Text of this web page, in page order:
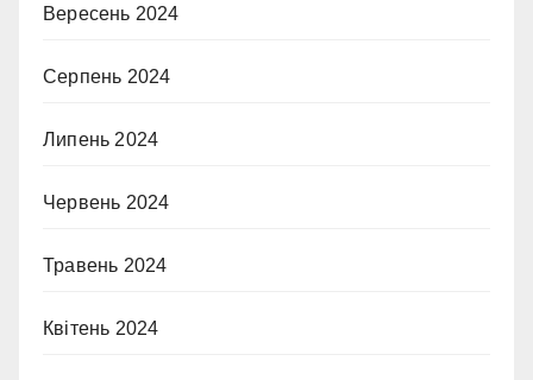
Вересень 2024
Серпень 2024
Липень 2024
Червень 2024
Травень 2024
Квітень 2024